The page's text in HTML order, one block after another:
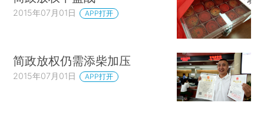
2015年07月01日 APP打开
简政放权仍需添柴加压
2015年07月01日 APP打开